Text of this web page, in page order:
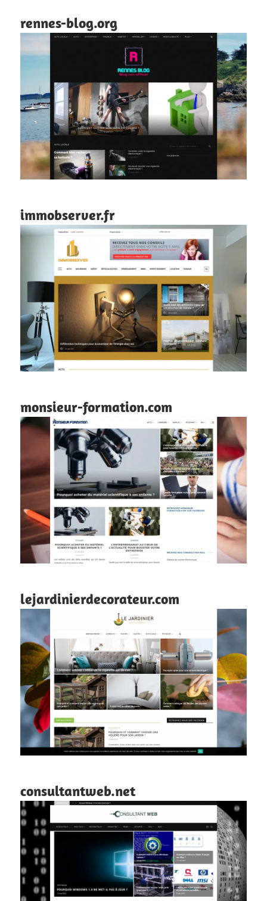
rennes-blog.org
immobserver.fr
monsieur-formation.com
lejardinierdecorateur.com
consultantweb.net